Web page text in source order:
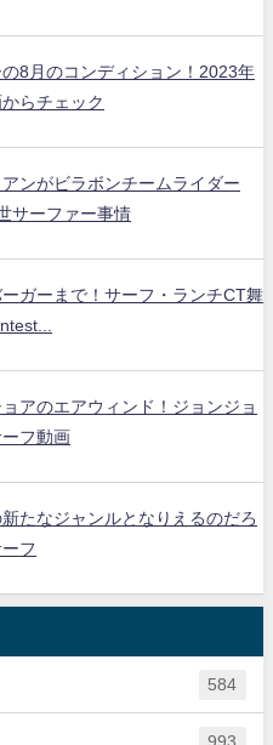
8月のコンディション！2023年
らチェック
ンがビラボンチームライダー
サーファー事情
ガーまで！サーフ・ランチCT舞
アのエアウィンド！ジョンジョ
フ動画
たなジャンルとなりえるのだろ
フ
584
993